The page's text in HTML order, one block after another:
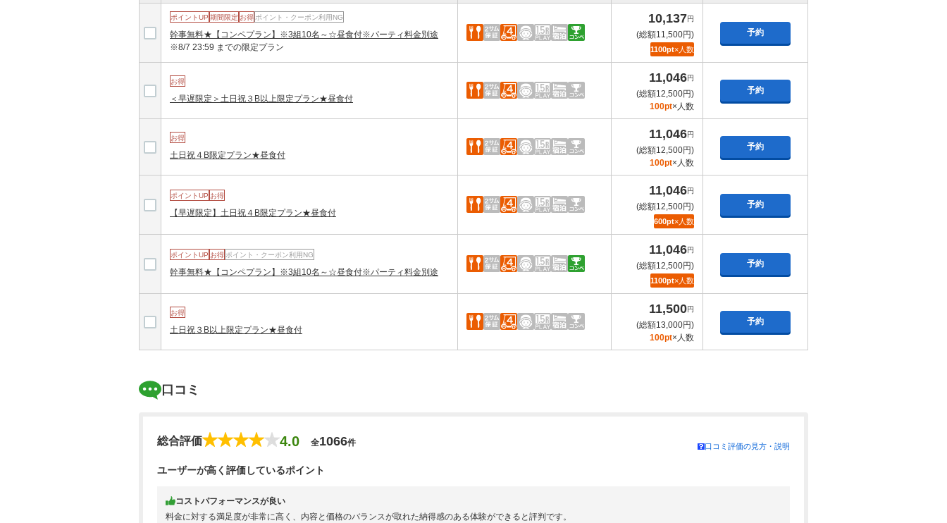
【じゃらんゴルフ営業推し！】幹事無料★平日【コンペプラン】
ポイント・クーポン利用NG
4,228円
(総額5,000円)
【じゃらんゴルフ営業推し！】幹事無料★平日【コンペプラン】
※2組7名～★（昼食付)
ポイント・クーポン利用NG
～2026/09/30
4,410円
(総額5,200円)
544 pt×人数
～2026/09/30
4,410円
544pt×人数
4,410円
(総額5,200円)
544pt×人数
【早遅限定】平日４B限定プラン★昼食付
4,410円
(総額5,200円)
544pt×人数
平日３B以上限定プラン★昼食付
4,455円
(総額5,250円)
予約
＜早遅限定＞平日３B以上限定プラン★昼食付
ポイントUP 期間限定 お得 ポイント・クーポン利用NG
幹事無料★【コンペプラン】※3組10名～☆昼食付※パーティ料金別途
※8/7 23:59 までの限定プラン
10,137円
(総額11,500円)
1100pt×人数
予約
お得
＜早遅限定＞土日祝３B以上限定プラン★昼食付
11,046円
(総額12,500円)
100pt×人数
予約
お得
土日祝４B限定プラン★昼食付
11,046円
(総額12,500円)
100pt×人数
予約
ポイントUP お得
【早遅限定】土日祝４B限定プラン★昼食付
11,046円
(総額12,500円)
600pt×人数
予約
ポイントUP お得 ポイント・クーポン利用NG
幹事無料★【コンペプラン】※3組10名～☆昼食付※パーティ料金別途
11,046円
(総額12,500円)
1100pt×人数
予約
お得
土日祝３B以上限定プラン★昼食付
11,500円
(総額13,000円)
100pt×人数
予約
口コミ
総合評価 4.0 全1066件 口コミ評価の見方・説明
ユーザーが高く評価しているポイント
コストパフォーマンスが良い
料金に対する満足度が非常に高く、内容と価格のバランスが取れた納得感のある体験ができると評判です。